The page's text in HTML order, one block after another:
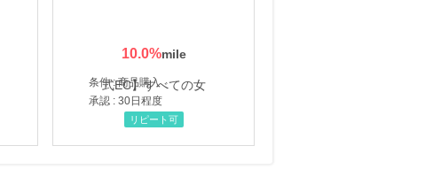
10.0%
条件 : 商品購入
承認 : 30日程度
リピート可